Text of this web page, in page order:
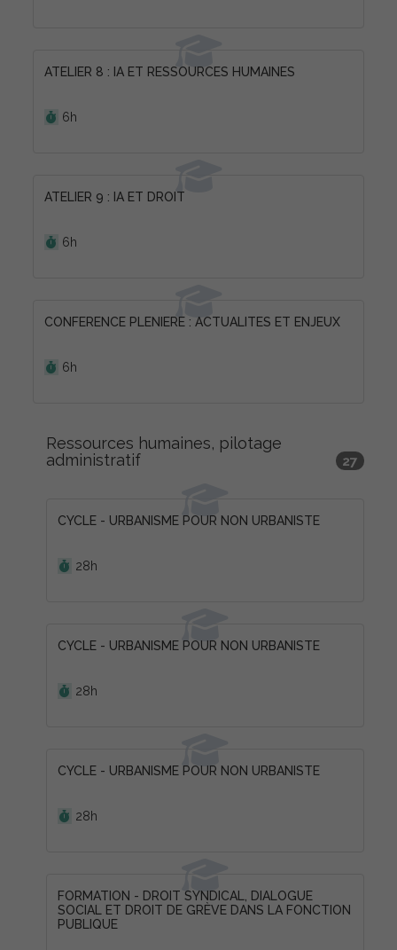
ATELIER 8 : IA ET RESSOURCES HUMAINES
6h
ATELIER 9 : IA ET DROIT
6h
CONFERENCE PLENIERE : ACTUALITES ET ENJEUX
6h
Ressources humaines, pilotage
administratif
27
CYCLE - URBANISME POUR NON URBANISTE
28h
CYCLE - URBANISME POUR NON URBANISTE
28h
CYCLE - URBANISME POUR NON URBANISTE
28h
FORMATION - DROIT SYNDICAL, DIALOGUE
SOCIAL ET DROIT DE GRÈVE DANS LA FONCTION
PUBLIQUE